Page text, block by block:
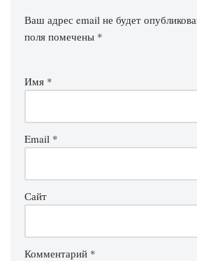
Ваш адрес email не будет
поля помечены *
Имя *
Email *
Сайт
Комментарий *